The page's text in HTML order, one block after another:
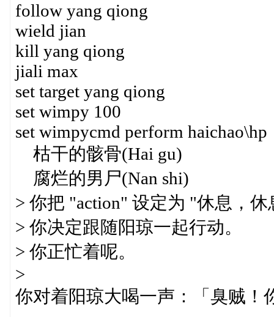
follow yang qiong
wield jian
kill yang qiong
jiali max
set target yang qiong
set wimpy 100
set wimpycmd perform haichao\hp
枯干的骸骨(Hai gu)
腐烂的男尸(Nan shi)
> 你把 "action" 设定为 "休息，
> 你决定跟随阳琼一起行动。
> 你正忙着呢。
>
你对着阳琼大喝一声：「臭贼！